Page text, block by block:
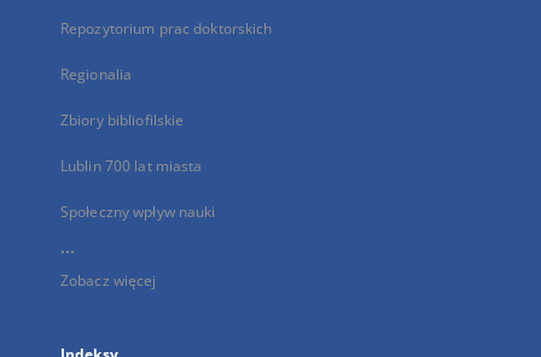
Repozytorium prac doktorskich
Regionalia
Zbiory bibliofilskie
Lublin 700 lat miasta
Społeczny wpływ nauki
...
Zobacz więcej